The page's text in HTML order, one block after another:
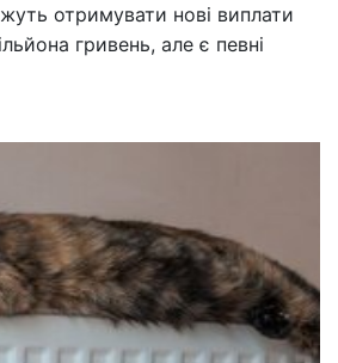
отримувати нові виплати
гривень, але є певні